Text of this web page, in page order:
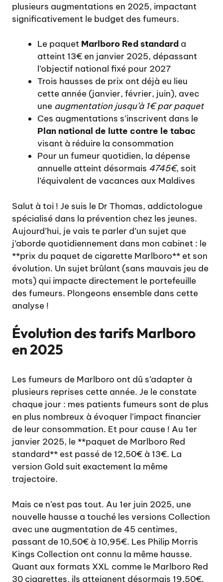
plusieurs augmentations en 2025, impactant
significativement le budget des fumeurs.
Le paquet Marlboro Red standard a
atteint 13€ en janvier 2025, dépassant
l’objectif national fixé pour 2027
Trois hausses de prix ont déjà eu lieu
cette année (janvier, février, juin), avec
une augmentation jusqu’à 1€ par paquet
Ces augmentations s’inscrivent dans le
Plan national de lutte contre le tabac
visant à réduire la consommation
Pour un fumeur quotidien, la dépense
annuelle atteint désormais 4745€, soit
l’équivalent de vacances aux Maldives
Salut à toi ! Je suis le Dr Thomas, addictologue
spécialisé dans la prévention chez les jeunes.
Aujourd’hui, je vais te parler d’un sujet que
j’aborde quotidiennement dans mon cabinet : le
**prix du paquet de cigarette Marlboro** et son
évolution. Un sujet brûlant (sans mauvais jeu de
mots) qui impacte directement le portefeuille
des fumeurs. Plongeons ensemble dans cette
analyse !
Évolution des tarifs Marlboro
en 2025
Les fumeurs de Marlboro ont dû s’adapter à
plusieurs reprises cette année. Je le constate
chaque jour : mes patients fumeurs sont de plus
en plus nombreux à évoquer l’impact financier
de leur consommation. Et pour cause ! Au 1er
janvier 2025, le **paquet de Marlboro Red
standard** est passé de 12,50€ à 13€. La
version Gold suit exactement la même
trajectoire.
Mais ce n’est pas tout. Au 1er juin 2025, une
nouvelle hausse a touché les versions Collection
avec une augmentation de 45 centimes,
passant de 10,50€ à 10,95€. Les Philip Morris
Kings Collection ont connu la même hausse.
Quant aux formats XXL comme le Marlboro Red
30 cigarettes, ils atteignent désormais 19,50€.